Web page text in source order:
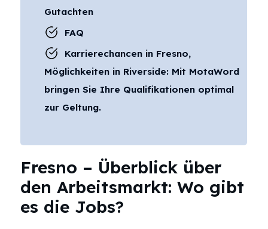
Gutachten
FAQ
Karrierechancen in Fresno,
Möglichkeiten in Riverside: Mit MotaWord
bringen Sie Ihre Qualifikationen optimal
zur Geltung.
Fresno – Überblick über
den Arbeitsmarkt: Wo gibt
es die Jobs?